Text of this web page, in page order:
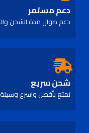
دعم مستمر
دعم طوال مدة الشحن
شحن سريع
تمتع بأفضل واسرع